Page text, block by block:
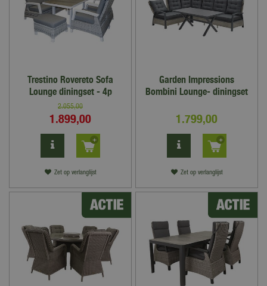
Trestino Rovereto Sofa
Lounge diningset - 4p
2.055,00
1.899,00
Zet op verlanglijst
Garden Impressions
Bombini Lounge- diningset
1.799,00
Zet op verlanglijst